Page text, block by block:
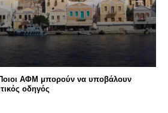
ΑΦΜ μπορούν να υποβάλουν
οδηγός